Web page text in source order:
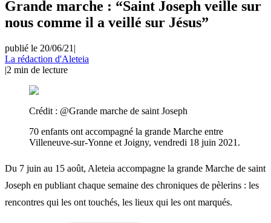
Grande marche : “Saint Joseph veille sur
nous comme il a veillé sur Jésus”
publié le 20/06/21 |
La rédaction d'Aleteia
|2 min de lecture
Crédit : @Grande marche de saint Joseph
70 enfants ont accompagné la grande Marche entre
Villeneuve-sur-Yonne et Joigny, vendredi 18 juin 2021.
Du 7 juin au 15 août, Aleteia accompagne la grande Marche de saint
Joseph en publiant chaque semaine des chroniques de pèlerins : les
rencontres qui les ont touchés, les lieux qui les ont marqués.